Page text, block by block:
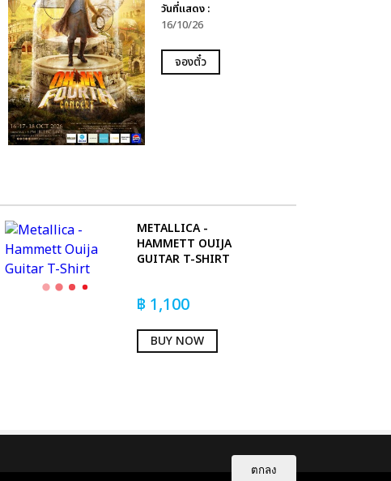
วันที่แสดง :
16/10/26
จองตั๋ว
METALLICA -
HAMMETT OUIJA
GUITAR T-SHIRT
฿ 1,100
BUY NOW
ตกลง